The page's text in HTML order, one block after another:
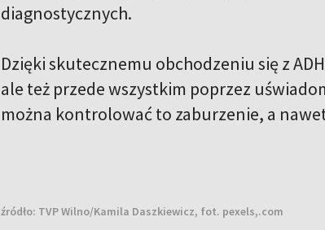
diagnostycznych.
Dzięki skutecznemu obchodzeniu się z
ale też przede wszystkim poprzez
można kontrolować to zaburzenie, a
źródło: TVP Wilno/Kamila Daszkiewicz, fot. pexels,.com